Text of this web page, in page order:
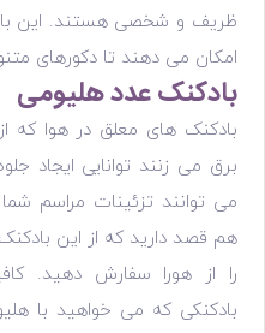
ظریف و شخصی هستند. این
امکان می دهند تا دکورهای
بادکنک عدد هلیومی
بادکنک های معلق در هوا
برق می زنند توانایی ایجاد
می توانند تزئینات مراسم
هم قصد دارید که از این
را از هورا سفارش دهید.
بادکنکی که می خواهید با